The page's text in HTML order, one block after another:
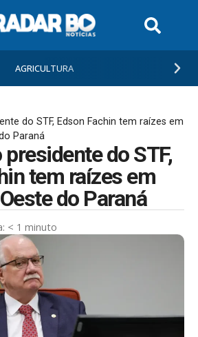
AGRICULTURA
do STF, Edson Fachin tem raízes em
Paraná
do STF,
tem raízes em
do Paraná
< 1 minuto